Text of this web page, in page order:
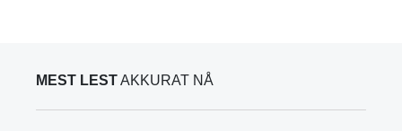
MEST LESTAKKURAT NÅ